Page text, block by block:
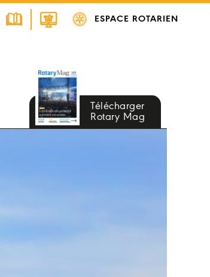
ESPACE ROTARIEN
Télécharger
Rotary Mag